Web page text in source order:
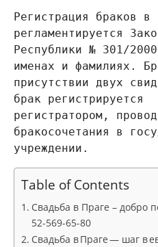
Регистрация браков в
регламентируется
Республики № 301/
именах и фамилиях.
присутствии двух
брак регистрируется
регистратором,
бракосочетания в
учреждении.
Table of Contents
Свадьба в Праге – добро
52-569-65-80
Свадьба в Праге — шаг в